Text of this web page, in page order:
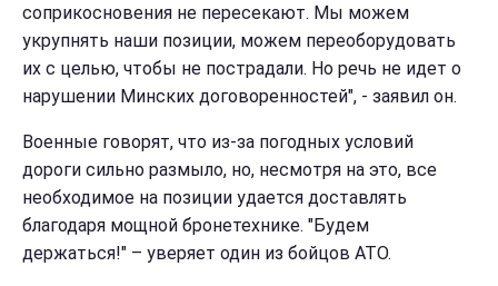
соприкосновения не пересекают. Мы можем
укрупнять наши позиции, можем переоборудовать
их с целью, чтобы не пострадали. Но речь не идет о
нарушении Минских договоренностей", - заявил он.
Военные говорят, что из-за погодных условий
дороги сильно размыло, но, несмотря на это, все
необходимое на позиции удается доставлять
благодаря мощной бронетехнике. "Будем
держаться!" – уверяет один из бойцов АТО.